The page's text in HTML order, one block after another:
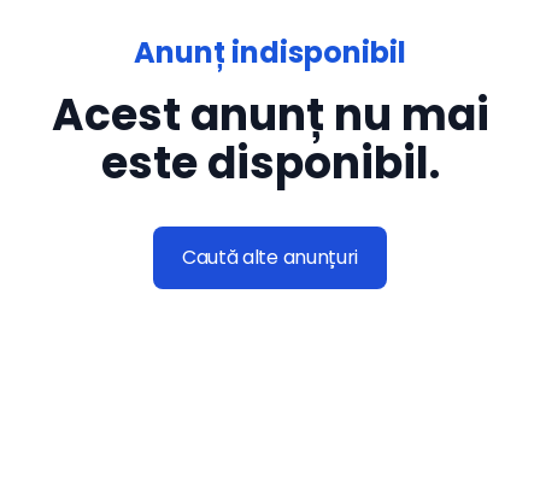
Anunț indisponibil
Acest anunț nu mai
este disponibil.
Caută alte anunțuri